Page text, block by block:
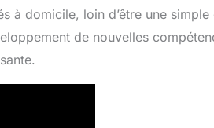
à domicile, loin d’être une
de nouvelles